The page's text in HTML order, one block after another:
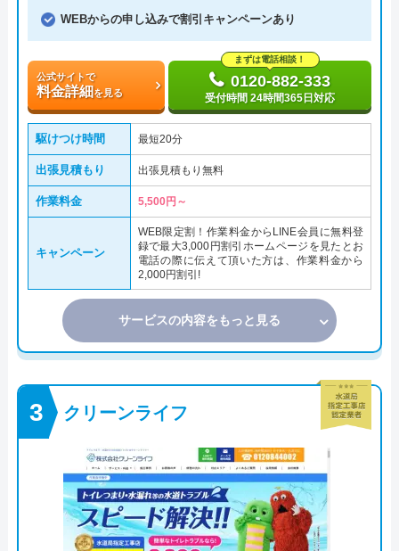
WEBからの申し込みで割引キャンペーンあり
公式サイトで
料金詳細を見る
まずは電話相談！
0120-882-333
受付時間 24時間365日対応
駆けつけ時間 最短20分
出張見積もり 出張見積もり無料
作業料金 5,500円～
キャンペーン
WEB限定割！作業料金からLINE会員に無料登
録で最大3,000円割引ホームページを見たとお
電話の際に伝えて頂いた方は、作業料金から
2,000円割引!
サービスの内容をもっと見る
クリーンライフ